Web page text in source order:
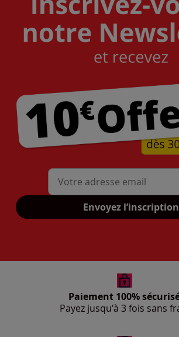
Mon
Envoyez l’inscription
Paiement 100%
Payez jusqu'à 3 fois sans